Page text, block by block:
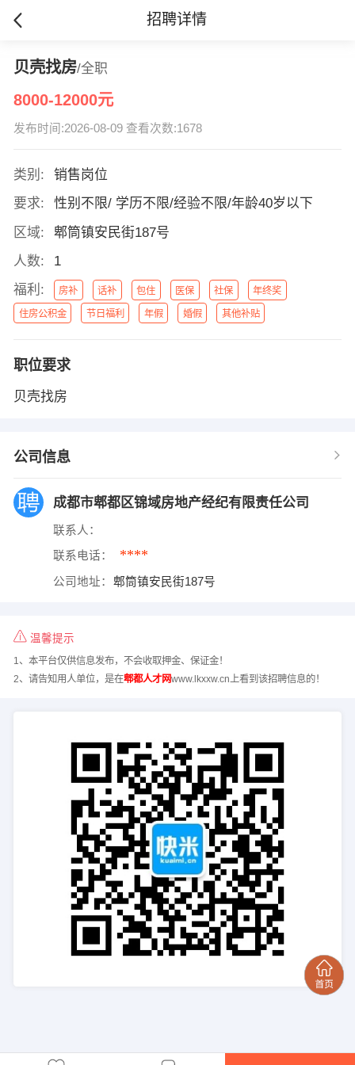
招聘详情
贝壳找房/全职
8000-12000元
发布时间:2026-08-09 查看次数:1678
类别:
销售岗位
要求:
性别不限/ 学历不限/经验不限/年龄40岁以下
区域:
郫筒镇安民街187号
人数:
1
福利:
房补 话补 包住 医保 社保 年终奖
住房公积金 节日福利 年假 婚假 其他补贴
职位要求
贝壳找房
公司信息
成都市郫都区锦域房地产经纪有限责任公司
联系人：
联系电话： ****
公司地址： 郫筒镇安民街187号
温馨提示
1、本平台仅供信息发布，不会收取押金、保证金！
2、请告知用人单位，是在郫都人才网www.lkxxw.cn上看到该招聘信息的！